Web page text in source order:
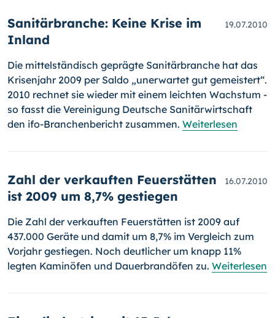
Sanitärbranche: Keine Krise im
Inland
19.07.2010
Die mittelständisch geprägte Sanitärbranche hat das
Krisenjahr 2009 per Saldo „unerwartet gut gemeistert“.
2010 rechnet sie wieder mit einem leichten Wachstum -
so fasst die Vereinigung Deutsche Sani­tär­wirtschaft
den ifo-Branchenbericht zusammen. Weiterlesen
Zahl der verkauften Feuerstätten
ist 2009 um 8,7% gestiegen
16.07.2010
Die Zahl der verkauften Feuerstätten ist 2009 auf
437.000 Geräte und damit um 8,7% im Vergleich zum
Vorjahr gestiegen. Noch deutlicher um knapp 11%
legten Kaminöfen und Dauerbrandöfen zu. Weiterlesen